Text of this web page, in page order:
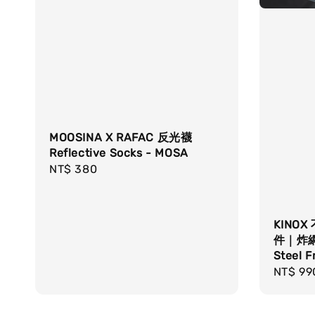
MOOSINA X RAFAC 反光襪
Reflective Socks - MOSA
Regular
NT$ 380
KINOX
件｜炸
Steel
NT$